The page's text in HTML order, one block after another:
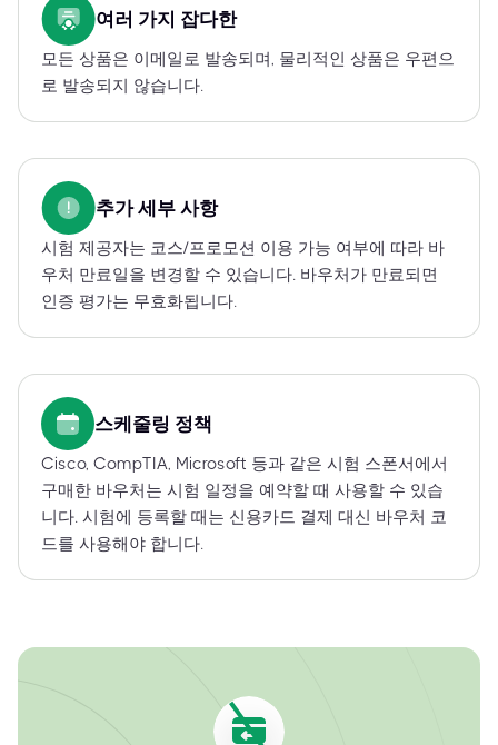
여러 가지 잡다한
모든 상품은 이메일로 발송되며, 물리적인 상품은 우편으
로 발송되지 않습니다.
추가 세부 사항
시험 제공자는 코스/프로모션 이용 가능 여부에 따라 바
우처 만료일을 변경할 수 있습니다. 바우처가 만료되면
인증 평가는 무효화됩니다.
스케줄링 정책
Cisco, CompTIA, Microsoft 등과 같은 시험 스폰서에서
구매한 바우처는 시험 일정을 예약할 때 사용할 수 있습
니다. 시험에 등록할 때는 신용카드 결제 대신 바우처 코
드를 사용해야 합니다.